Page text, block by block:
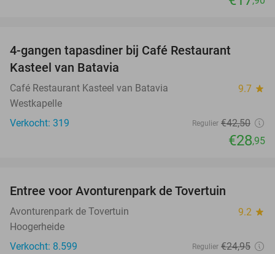
4-gangen tapasdiner bij Café Restaurant
Kasteel van Batavia
Café Restaurant Kasteel van Batavia 9.7 star
Westkapelle
Verkocht: 319
Regulier €42,50
€28,95
Entree voor Avonturenpark de Tovertuin
Avonturenpark de Tovertuin 9.2 star
Hoogerheide
Verkocht: 8.599
Regulier €24,95